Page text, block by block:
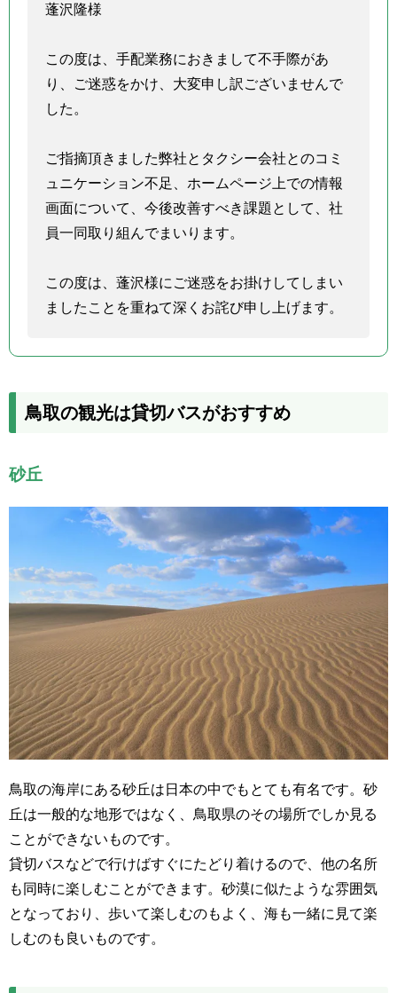
蓬沢隆様
この度は、手配業務におきまして不手際があ
り、ご迷惑をかけ、大変申し訳ございませんで
した。
ご指摘頂きました弊社とタクシー会社とのコミ
ュニケーション不足、ホームページ上での情報
画面について、今後改善すべき課題として、社
員一同取り組んでまいります。
この度は、蓬沢様にご迷惑をお掛けしてしまい
ましたことを重ねて深くお詫び申し上げます。
鳥取の観光は貸切バスがおすすめ
砂丘
鳥取の海岸にある砂丘は日本の中でもとても有名です。砂
丘は一般的な地形ではなく、鳥取県のその場所でしか見る
ことができないものです。
貸切バスなどで行けばすぐにたどり着けるので、他の名所
も同時に楽しむことができます。砂漠に似たような雰囲気
となっており、歩いて楽しむのもよく、海も一緒に見て楽
しむのも良いものです。